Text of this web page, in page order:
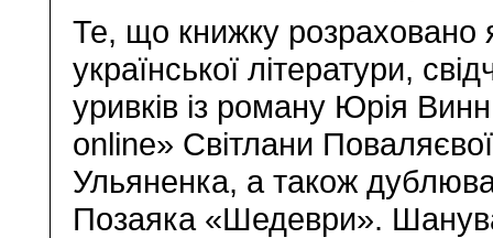
Те, що книжку розраховано
української літератури,
уривків із роману Юрія
online» Світлани
Ульяненка, а також
Позаяка «Шедеври».